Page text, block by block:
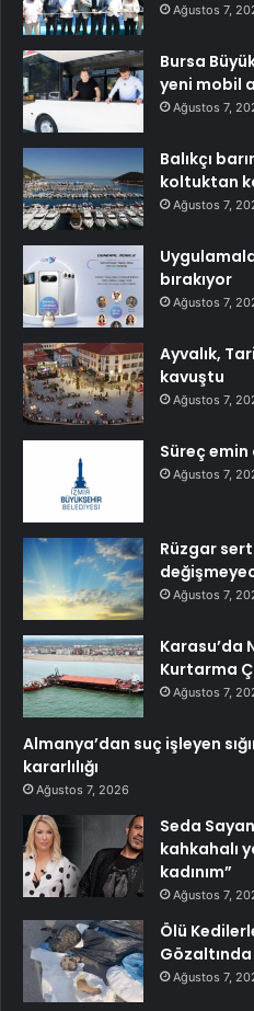
Ağustos 7,
Bursa
yeni mobil
Ağustos 7,
Balıkçı
koltuktan
Ağustos 7,
bırakıyor
Ağustos 7,
Ayvalık,
kavuştu
Ağustos 7,
Süreç
Ağustos 7,
Rüzgar sert
Ağustos 7,
Karasu’da
Kurtarma
Ağustos 7,
Almanya’dan suç işleyen
kararlılığı
Ağustos 7, 2026
Seda
kahkahalı
kadınım”
Ağustos 7,
Ölü
Gözaltında
Ağustos 7,